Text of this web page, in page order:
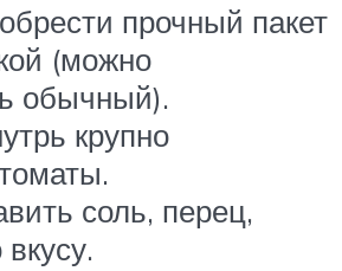
прочный пакет
(можно
обычный).
крупно
соль, перец,